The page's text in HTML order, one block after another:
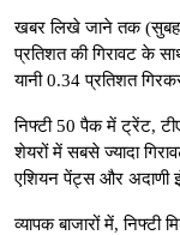
खबर लिखे जाने तक (सुबह
प्रतिशत की गिरावट के
यानी 0.34 प्रतिशत
निफ्टी 50 पैक में ट्रेंट,
शेयरों में सबसे ज्यादा
एशियन पेंट्स और अदाणी
व्यापक बाजारों में,